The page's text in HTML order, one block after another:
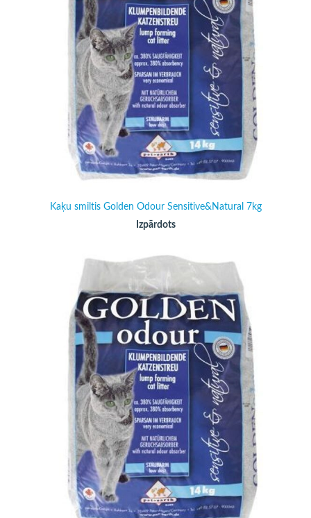
Kaķu smiltis Golden Odour Sensitive&Natural 7kg
Izpārdots